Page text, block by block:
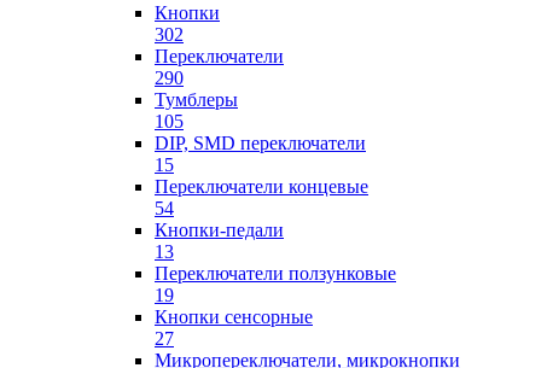
Кнопки
302
Переключатели
290
Тумблеры
105
DIP, SMD переключатели
15
Переключатели концевые
54
Кнопки-педали
13
Переключатели ползунковые
19
Кнопки сенсорные
27
Микропереключатели, микрокнопки